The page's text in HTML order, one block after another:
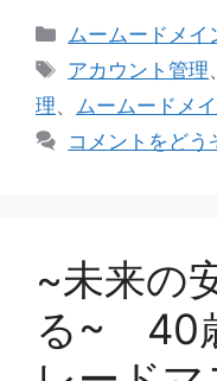
カ
テ
リ
ー
ムームードメイ
タ
グ
アカウント管理、
理、 ムームードメ
コメントをどう
~未来の
る~ 40